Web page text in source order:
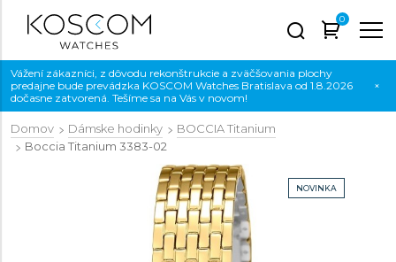
0
Vážení zákazníci, z dôvodu rekonštrukcie a zväčšovania plochy
predajne bude prevádzka KOSCOM Watches Bratislava od 1.8.2026
dočasne zatvorená. Tešíme sa na Vás v novom!
×
Domov Dámske hodinky
BOCCIA Titanium
Boccia Titanium 3383-02
NOVINKA